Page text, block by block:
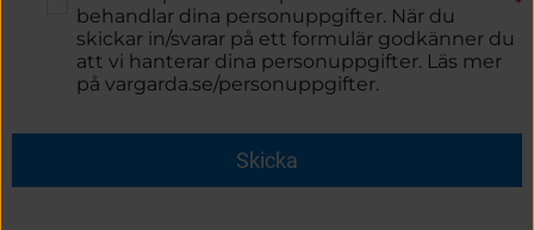
behandlar dina personuppgifter. När du
skickar in/svarar på ett formulär godkänner du
att vi hanterar dina personuppgifter. Läs mer
på vargarda.se/personuppgifter.